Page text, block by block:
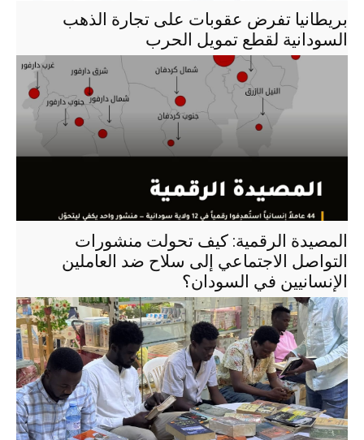
بريطانيا تفرض عقوبات على تجارة الذهب
السودانية لقطع تمويل الحرب
المصيدة الرقمية: كيف تحولت منشورات
التواصل الاجتماعي إلى سلاح ضد العاملين
الإنسانيين في السودان؟